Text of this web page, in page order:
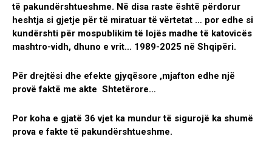
të pakundërshtueshme. Në disa raste është përdorur
heshtja si gjetje për të miratuar të vërtetat … por edhe si
kundërshti për mospublikim të lojës madhe të katovicës
mashtro-vidh, dhuno e vrit… 1989-2025 në Shqipëri.
Për drejtësi dhe efekte gjyqësore ,mjafton edhe një
provë faktë me akte Shtetërore…
Por koha e gjatë 36 vjet ka mundur të sigurojë ka shumë
prova e fakte të pakundërshtueshme.